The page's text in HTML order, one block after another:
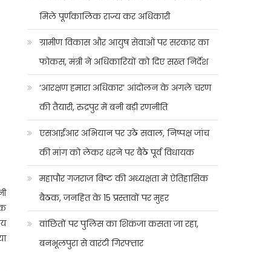
मिले पूर्णकालिक राज्य कर अधिकारी
ग्रामीण विकास और आयुष सेवाओं पर सरकार का
फोकस, मंत्री ने अधिकारियों को दिए सख्त निर्देश
‘आरक्षण हमारा अधिकार’ आंदोलन के अगले चरण
की तैयारी, रुद्रपुर में बनी बड़ी रणनीति
एसआईआर अभियान पर उठे सवाल, निष्पक्ष जांच
की मांग को लेकर धरने पर बैठे पूर्व विधायक
महापौर गजराज बिष्ट की अध्यक्षता में ऐतिहासिक
बैठक, जनहित के 15 प्रस्तावों पर मुहर
वांछितों पर पुलिस का शिकंजा कसता जा रहा,
बनभूलपुरा से वारंटी गिरफ्तार